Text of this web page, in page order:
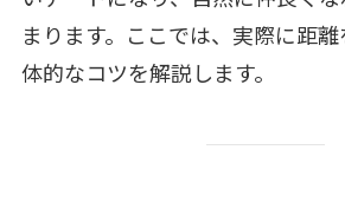
まります。ここでは、実際に距
体的なコツを解説します。